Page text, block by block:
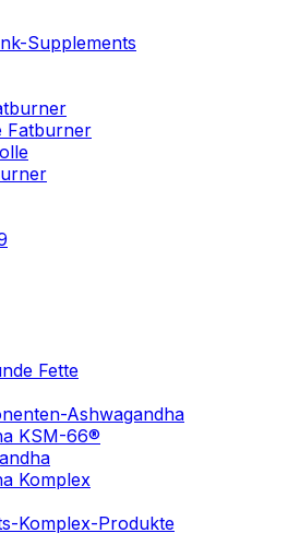
Supplements
Fatburner
Fette
Ashwagandha
KSM-66®
Komplex
Komplex-Produkte